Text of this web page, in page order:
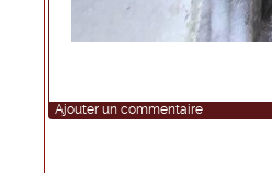
Ajouter un commentaire